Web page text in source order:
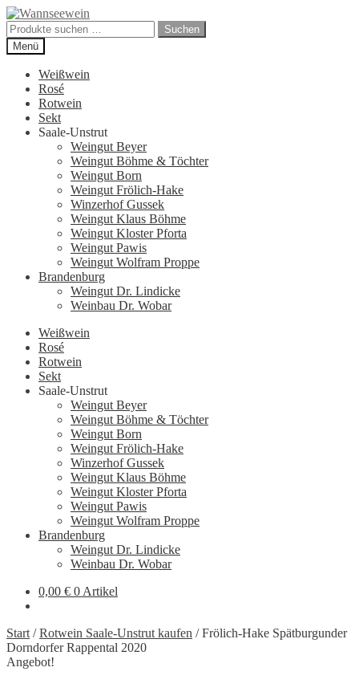
Zur
Navigation
springen
Zum
Inhalt
springen
Suchen
nach:
Suchen
Menü
Weißwein
Rosé
Rotwein
Sekt
Saale-Unstrut
Weingut Beyer
Weingut Böhme & Töchter
Weingut Born
Weingut Frölich-Hake
Winzerhof Gussek
Weingut Klaus Böhme
Weingut Kloster Pforta
Weingut Pawis
Weingut Wolfram Proppe
Brandenburg
Weingut Dr. Lindicke
Weinbau Dr. Wobar
Weißwein
Rosé
Rotwein
Sekt
Saale-Unstrut
Weingut Beyer
Weingut Böhme & Töchter
Weingut Born
Weingut Frölich-Hake
Winzerhof Gussek
Weingut Klaus Böhme
Weingut Kloster Pforta
Weingut Pawis
Weingut Wolfram Proppe
Brandenburg
Weingut Dr. Lindicke
Weinbau Dr. Wobar
0,00 € 0 Artikel
Start /Rotwein Saale-Unstrut kaufen /Frölich-Hake Spätburgunder
Dorndorfer Rappental 2020
Angebot!